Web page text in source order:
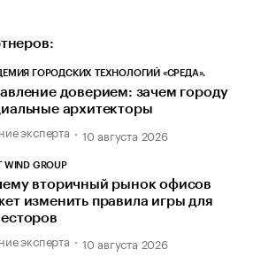
ГОРОДСКИХ ТЕХНОЛОГИЙ «СРЕДА».
доверием: зачем городу
архитекторы
эксперта 10 августа 2026
WIND GROUP
вторичный рынок офисов
изменить правила игры для
эксперта 10 августа 2026